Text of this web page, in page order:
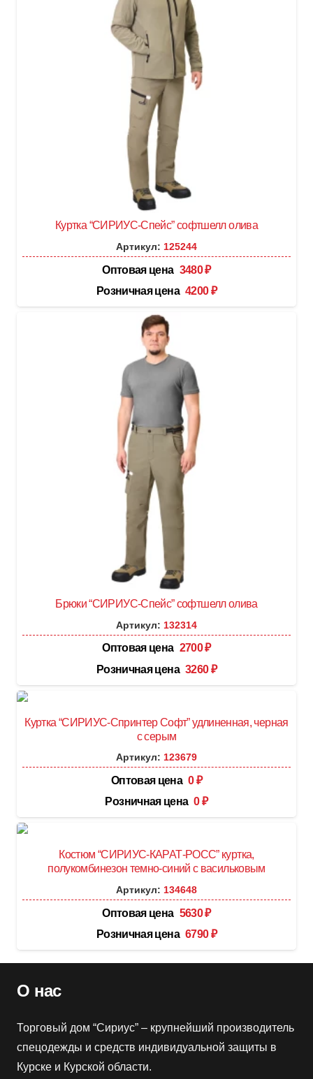
многофункциональными карманами, с
застежкой в правом боковом шве на пуговицы,
с наколенниками, с бретелями регулируемыми
эластичной тесьмой и фастексами, с
эластичной тесьмой по линии талии, на
передних половинках в рельеф вшивается СВ
Куртка “СИРИУС-Спейс” софтшелл олива
Артикул: 125244
Оптовая цена 3480₽
Розничная цена 4200₽
Брюки “СИРИУС-Спейс” софтшелл олива
Артикул: 132314
Оптовая цена 2700₽
Розничная цена 3260₽
Куртка “СИРИУС-Спринтер Софт” удлиненная, черная
с серым
Артикул: 123679
Оптовая цена 0₽
Розничная цена 0₽
Костюм “СИРИУС-КАРАТ-РОСС” куртка,
полукомбинезон темно-синий с васильковым
Артикул: 134648
Оптовая цена 5630₽
Розничная цена 6790₽
О нас
Торговый дом “Сириус” – крупнейший производитель
спецодежды и средств индивидуальной защиты в
Курске и Курской области.